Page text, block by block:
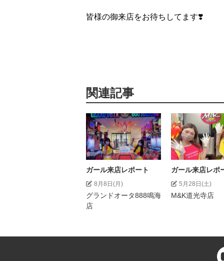
皆様の御来店をお待ちしてます❣️
関連記事
ガール来店レポート
8月8日(月)
グランドオータ888鳴海
店
ガール来店レポ
5月28日(土)
M&K道光寺店